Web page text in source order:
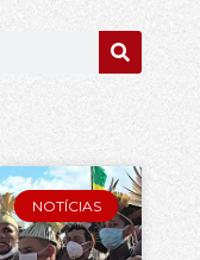
NOTÍCIAS